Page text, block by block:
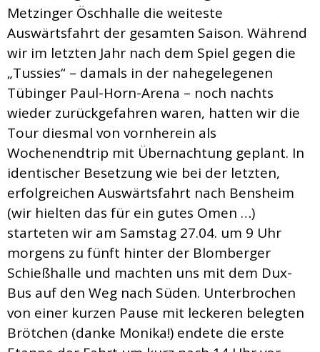
Metzinger Öschhalle die weiteste
Auswärtsfahrt der gesamten Saison. Während
wir im letzten Jahr nach dem Spiel gegen die
„Tussies“ – damals in der nahegelegenen
Tübinger Paul-Horn-Arena – noch nachts
wieder zurückgefahren waren, hatten wir die
Tour diesmal von vornherein als
Wochenendtrip mit Übernachtung geplant. In
identischer Besetzung wie bei der letzten,
erfolgreichen Auswärtsfahrt nach Bensheim
(wir hielten das für ein gutes Omen …)
starteten wir am Samstag 27.04. um 9 Uhr
morgens zu fünft hinter der Blomberger
Schießhalle und machten uns mit dem Dux-
Bus auf den Weg nach Süden. Unterbrochen
von einer kurzen Pause mit leckeren belegten
Brötchen (danke Monika!) endete die erste